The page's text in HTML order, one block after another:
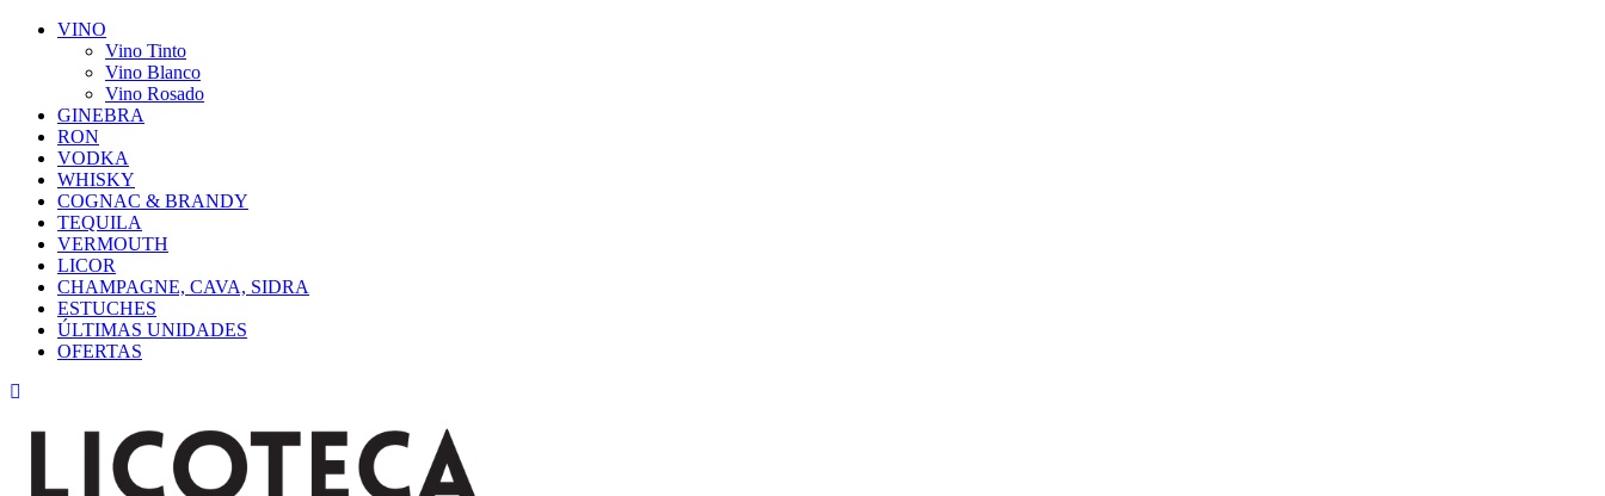
VINO
Vino Tinto
Vino Blanco
Vino Rosado
GINEBRA
RON
VODKA
WHISKY
COGNAC & BRANDY
TEQUILA
VERMOUTH
LICOR
CHAMPAGNE, CAVA, SIDRA
ESTUCHES
ÚLTIMAS UNIDADES
OFERTAS